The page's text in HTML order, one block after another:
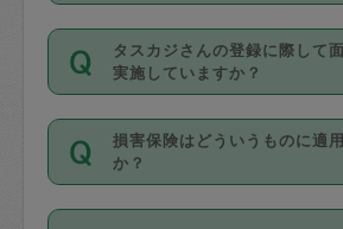
動計算で表示されます。
・夜 １８時～２１時
開始時間を２時間前後変更す
能です。依頼送信後、個別
んにメッセージを送り調整
い。ただし、２時間を越えて
きる仕事の範囲が異なりま
する前にタスカジさんのプ
確認してください。
基本的に、高所での作業や
外での作業は対象外です。
主婦として長年の家事経験
方、栄養士・調理師といった
育園や学校の給食やレスト
係の専門職に従事されていた
すでにハウスキーパーや英語
てお仕事をしているフィリ
タスカジさんの登録に際して
実施していますか？
応募の際に、各自事務局と
を行っています。その後、身
写真提出をしていただいて
損害保険はどういうものに適
か？
依頼者とタスカジさんとの